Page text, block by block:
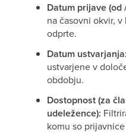
Datum prijave (od
na časovni okvir,
odprte.
Datum ustvarjanja:
ustvarjene v
obdobju.
Dostopnost (za
udeležence):
komu so